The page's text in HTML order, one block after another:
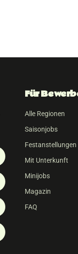
Für
Alle Regionen
Saisonjobs
Festanstellungen
Mit Unterkunft
Minijobs
Magazin
FAQ